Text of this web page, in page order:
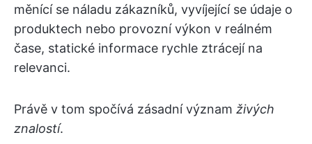
měnící se náladu zákazníků, vyvíjející se údaje o
produktech nebo provozní výkon v reálném
čase, statické informace rychle ztrácejí na
relevanci.
Právě v tom spočívá zásadní význam živých
znalostí.